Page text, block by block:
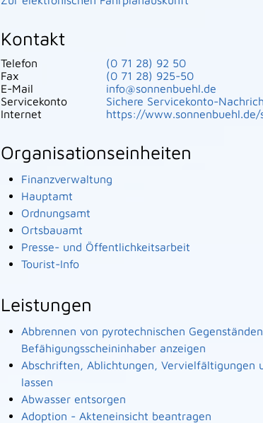
Kontakt
Telefon (0 71 28) 92 50
Fax
(0 71 28) 925-50
E-Mail
info@sonnenbuehl.de
Servicekonto
Sichere Servicekonto-
Internet
https://
Organisationseinheiten
Finanzverwaltung
Hauptamt
Ordnungsamt
Ortsbauamt
Presse- und Öffentlichkeitsarbeit
Tourist-Info
Leistungen
Abbrennen von pyrotechnischen
Befähigungsscheininhaber anzeigen
Abschriften, Ablichtungen, Vervielfältigungen
lassen
Abwasser entsorgen
Adoption - Akteneinsicht beantragen